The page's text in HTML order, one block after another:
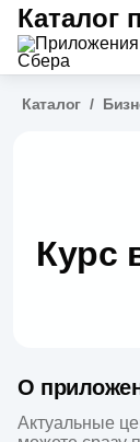
Каталог
Каталог /
Курс
О
Актуальные